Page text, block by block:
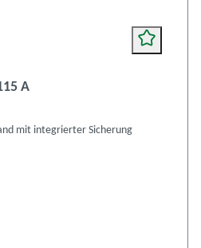
A
mit integrierter Sicherung